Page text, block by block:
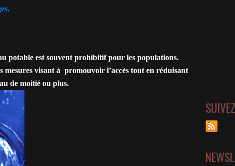
potable est souvent prohibitif pour les populations.
mesures visant à promouvoir l’accès tout en réduisant
de moitié ou plus.